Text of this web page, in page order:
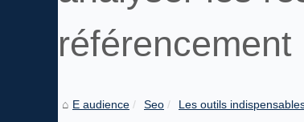
référencement
E audience Seo Les outils